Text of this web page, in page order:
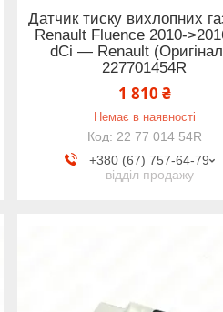
Датчик тиску вихлопних
Renault Fluence 2010-
dCi — Renault
227701454R
1 810 ₴
Немає в наявності
22 77 014 54R
+380 (67) 757-64-79
відділ продажу